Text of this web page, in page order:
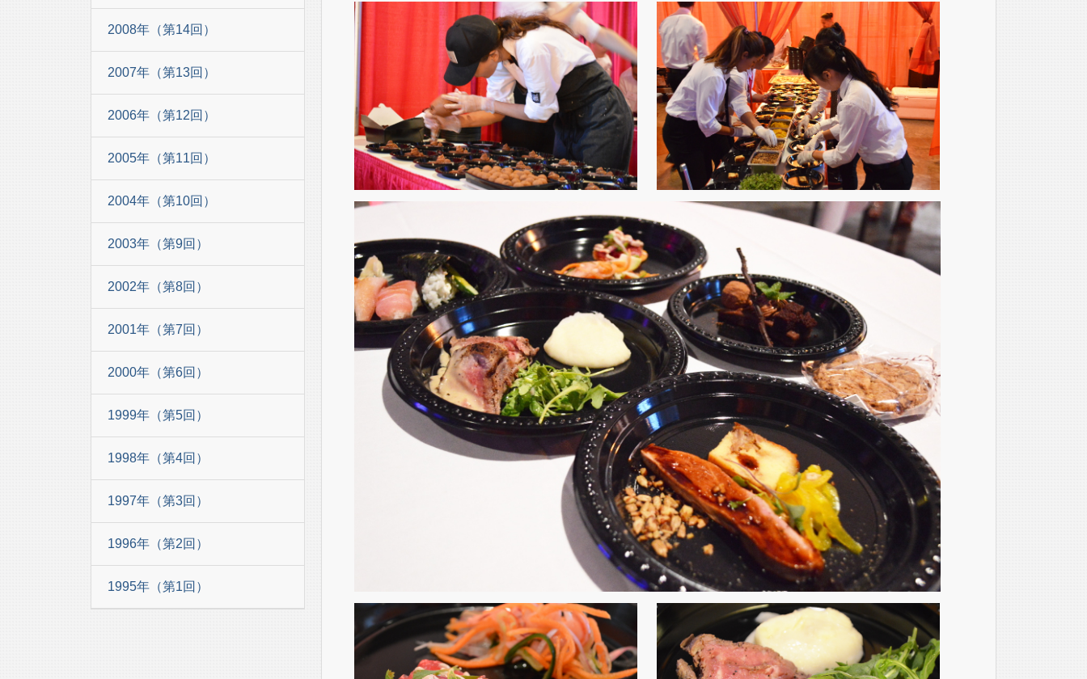
2008年（第14回）
2007年（第13回）
2006年（第12回）
2005年（第11回）
2004年（第10回）
2003年（第9回）
2002年（第8回）
2001年（第7回）
2000年（第6回）
1999年（第5回）
1998年（第4回）
1997年（第3回）
1996年（第2回）
1995年（第1回）